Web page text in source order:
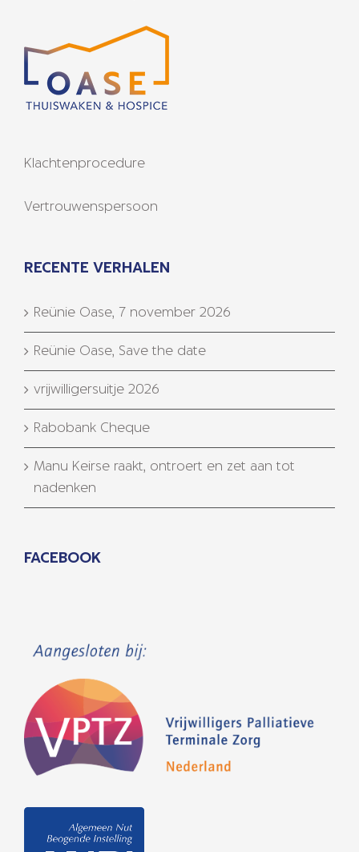
Klachtenprocedure
Vertrouwenspersoon
RECENTE VERHALEN
Reünie Oase, 7 november 2026
Reünie Oase, Save the date
vrijwilligersuitje 2026
Rabobank Cheque
Manu Keirse raakt, ontroert en zet aan tot
nadenken
FACEBOOK